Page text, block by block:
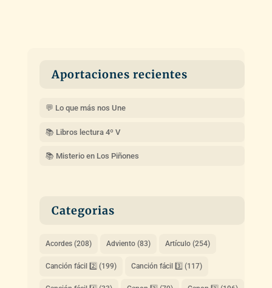
Aportaciones recientes
💬 Lo que más nos Une
📚 Libros lectura 4º V
📚 Misterio en Los Piñones
Categorias
Acordes(208) Adviento(83) Artículo(254)
Canción fácil 2️⃣ (199) Canción fácil 3️⃣ (117)